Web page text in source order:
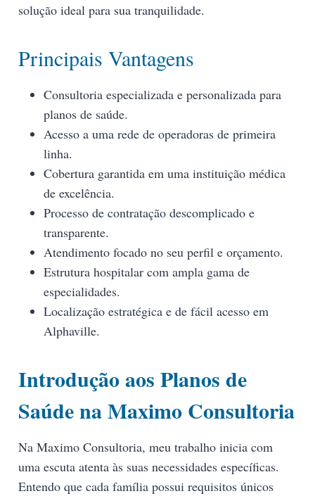
solução ideal para sua tranquilidade.
Principais Vantagens
Consultoria especializada e personalizada para
planos de saúde.
Acesso a uma rede de operadoras de primeira
linha.
Cobertura garantida em uma instituição médica
de excelência.
Processo de contratação descomplicado e
transparente.
Atendimento focado no seu perfil e orçamento.
Estrutura hospitalar com ampla gama de
especialidades.
Localização estratégica e de fácil acesso em
Alphaville.
Introdução aos Planos de
Saúde na Maximo Consultoria
Na Maximo Consultoria, meu trabalho inicia com
uma escuta atenta às suas necessidades específicas.
Entendo que cada família possui requisitos únicos